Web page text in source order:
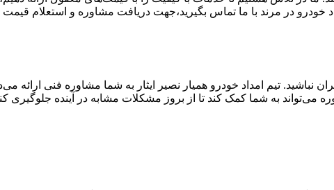
در مرند با ما تماس بگیرید،جهت دریافت مشاوره و استعلام قیمت
نباشید. تیم امداد خودرو همیار نصیر ایثار به شما مشاوره فنی
می‌تواند به شما کمک کند تا از بروز مشکلات مشابه در آینده جلوگیری